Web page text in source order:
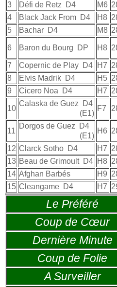
3 Défi de Retz D4 M6
4
Black Jack From D4 H8
5
Bachar D4 M8
6 Baron du Bourg DP H8
7
Copernic de Play D4 H7
8
Elvis Madrik D4 H5
9
Cicero Noa D4 H7
10
Calaska de Guez D4
(E1)
F7
11
Dorgos de Guez D4
(E1)
H6
12 Clarck Sotho D4 H7
13 Beau de GrimoultD4 H8
14 Afghan Barbés H9
15 Cleangame D4 H7
Le Préféré
Coup de Cœur
Dernière Minute
Coup de Folie
A Surveiller